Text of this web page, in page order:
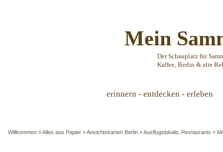
Mein
Der Schauplatz für
Kaffee, Berlin & alte
erinnern - entdecken - erleben
Willkommen »Alles aus Papier »Ansichtskarten Berlin »Ausflugslokale, Restaurants »